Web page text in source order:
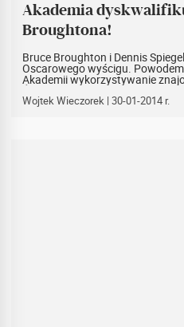
Akademia
Broughtona!
Bruce Broughton i Dennis
Oscarowego wyścigu.
Akademii wykorzystywanie
Wojtek Wieczorek | 30-01-2014 r.